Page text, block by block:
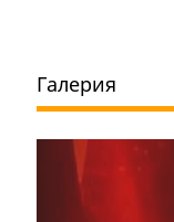
Галерия